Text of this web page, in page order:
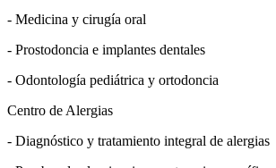
- Medicina y cirugía oral
- Prostodoncia e implantes dentales
- Odontología pediátrica y ortodoncia
Centro de Alergias
- Diagnóstico y tratamiento integral de alergias